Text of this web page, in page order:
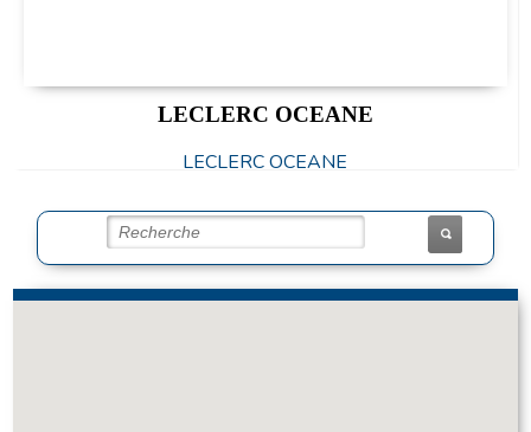
LECLERC OCEANE
LECLERC OCEANE